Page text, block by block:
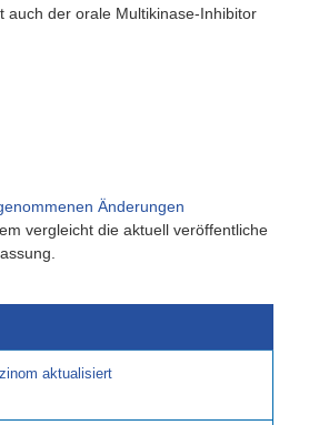
auch der orale Multikinase-Inhibitor
Änderungen
vergleicht die aktuell veröffentliche
aktualisiert